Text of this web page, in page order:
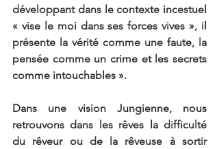
développant dans le contexte incestuel
« vise le moi dans ses forces vives », il
présente la vérité comme une faute, la
pensée comme un crime et les secrets
comme intouchables ».
Dans une vision Jungienne, nous
retrouvons dans les rêves la difficulté
du rêveur ou de la rêveuse à sortir